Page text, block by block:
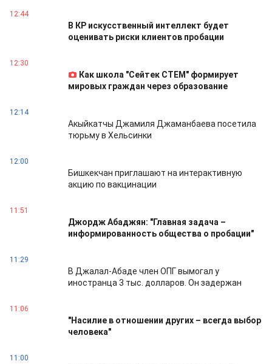
12:44
В КР искусственный интеллект будет
оценивать риски клиентов пробации
12:30
Как школа "Сейтек СТЕМ" формирует
мировых граждан через образование
12:14
Акыйкатчы Джамиля Джаманбаева посетила
тюрьму в Хельсинки
12:00
Бишкекчан приглашают на интерактивную
акцию по вакцинации
11:51
Джордж Абаджян: "Главная задача –
информированность общества о пробации"
11:29
В Джалал-Абаде член ОПГ вымогал у
иностранца 3 тыс. долларов. Он задержан
11:06
"Насилие в отношении других – всегда выбор
человека"
11:00